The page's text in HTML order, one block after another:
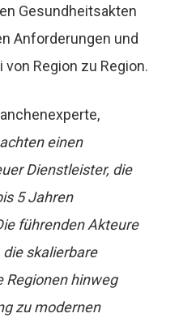
Gesundheitsakten
Anforderungen und
Region zu Region.
einen
Dienstleister, die
5 Jahren
führenden Akteure
skalierbare
Regionen hinweg
zu modernen